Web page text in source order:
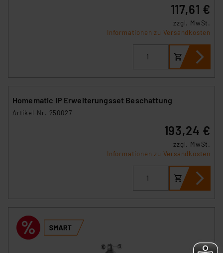
117,61 €
zzgl. MwSt.
Informationen zu Versandkosten
Homematic IP Erweiterungsset Beschattung
Artikel-Nr. 250027
193,24 €
zzgl. MwSt.
Informationen zu Versandkosten